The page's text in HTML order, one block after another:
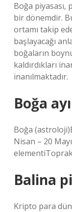
Boğa piyasası,
bir dönemdir.
ortamı takip
başlayacağı
boğaların
kaldırdıkları
inanılmaktadır.
Boğa
Boğa
Nisan – 20
Balina
Kripto para